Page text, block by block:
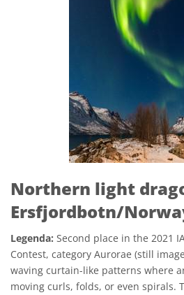
Northern light
Ersfjordbotn/
Legenda: Second place in the 2021
Contest, category Aurorae (still
waving curtain-like patterns where
moving curls, folds, or even spirals.